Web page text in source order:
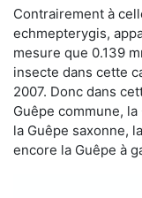
Contrairement à
echmepterygis,
mesure que 0.139
insecte dans cette
2007. Donc dans
Guêpe commune,
la Guêpe saxonne,
encore la Guêpe à